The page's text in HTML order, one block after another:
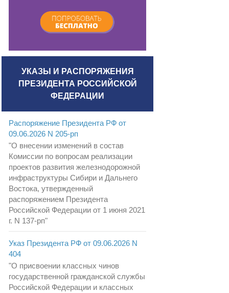
УКАЗЫ И РАСПОРЯЖЕНИЯ
ПРЕЗИДЕНТА РОССИЙСКОЙ
ФЕДЕРАЦИИ
Распоряжение Президента РФ от
09.06.2026 N 205-рп
"О внесении изменений в состав
Комиссии по вопросам реализации
проектов развития железнодорожной
инфраструктуры Сибири и Дальнего
Востока, утвержденный
распоряжением Президента
Российской Федерации от 1 июня 2021
г. N 137-рп"
Указ Президента РФ от 09.06.2026 N
404
"О присвоении классных чинов
государственной гражданской службы
Российской Федерации и классных